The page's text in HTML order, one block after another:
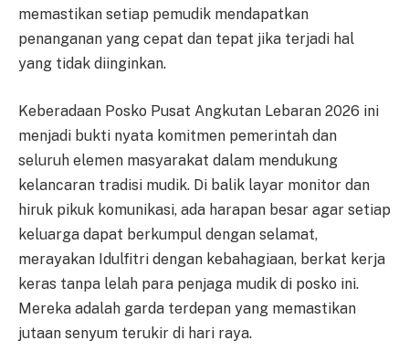
memastikan setiap pemudik mendapatkan
penanganan yang cepat dan tepat jika terjadi hal
yang tidak diinginkan.
Keberadaan Posko Pusat Angkutan Lebaran 2026 ini
menjadi bukti nyata komitmen pemerintah dan
seluruh elemen masyarakat dalam mendukung
kelancaran tradisi mudik. Di balik layar monitor dan
hiruk pikuk komunikasi, ada harapan besar agar setiap
keluarga dapat berkumpul dengan selamat,
merayakan Idulfitri dengan kebahagiaan, berkat kerja
keras tanpa lelah para penjaga mudik di posko ini.
Mereka adalah garda terdepan yang memastikan
jutaan senyum terukir di hari raya.